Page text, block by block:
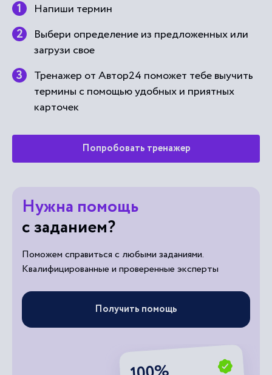
Напиши термин
Выбери определение из предложенных или
загрузи свое
Тренажер от Автор24 поможет тебе выучить
термины с помощью удобных и приятных
карточек
Попробовать тренажер
Нужна помощь
с заданием?
Поможем справиться с любыми заданиями.
Квалифицированные и проверенные эксперты
Получить помощь